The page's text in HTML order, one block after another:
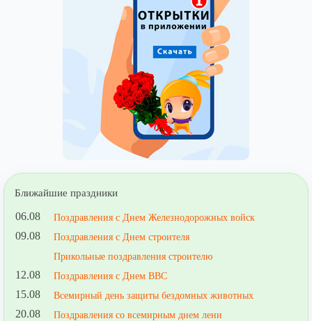
Ближайшие праздники
06.08 Поздравления с Днем Железнодорожных войск
09.08
Поздравления с Днем строителя
Прикольные поздравления строителю
12.08 Поздравления с Днем ВВС
15.08 Всемирный день защиты бездомных животных
20.08 Поздравления со всемирным днем лени